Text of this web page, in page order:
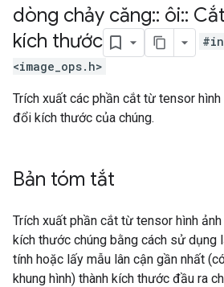
dòng chảy căng:: ôi::
kích thước
<image_ops.h>
Trích xuất các phần cắt từ tensor
đổi kích thước của chúng.
Bản tóm tắt
Trích xuất phần cắt từ tensor hình
kích thước chúng bằng cách sử dụng
tính hoặc lấy mẫu lân cận gần nhất
khung hình) thành kích thước đầu ra